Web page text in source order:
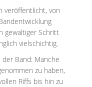
veröffentlicht, von
gewaltiger Schritt
vielschichtig.
Band: Manche
zu haben,
Riffs bis hin zu